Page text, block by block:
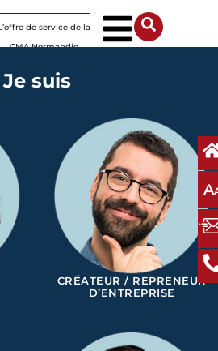
de service de la
CMA Normandie
A
Je suis
CRÉATEUR / REPRENEUR
D’ENTREPRISE
cookies